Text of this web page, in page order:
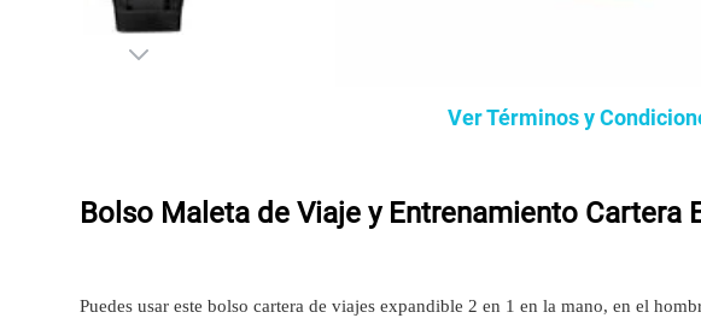
Ver Términos y
Bolso Maleta de Viaje y Entrenamiento
Puedes usar este bolso cartera de viajes expandible 2 en 1 en la mano, en el